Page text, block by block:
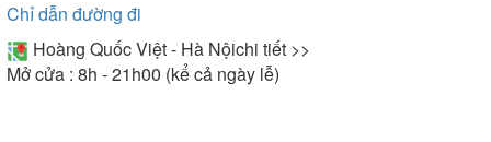
Chỉ dẫn đường đi
Hoàng Quốc Việt - Hà Nộichi tiết >>
Mở cửa : 8h - 21h00 (kể cả ngày lễ)